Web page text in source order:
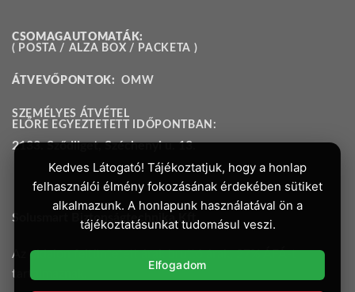
CSOMAGAUTOMATÁK:
( POSTA / ALZA BOX / PACKETA )
ÁTVEVŐPONTOK:OMW
SZEMÉLYES ÁTVÉTEL
ELŐRE EGYEZTETETT IDŐPONTBAN:
2133. Sződliget, Széchenyi u. 13.
Solusmart Biztonságtechnika Kft.
Az oldalon feltüntetett árak bruttó árak, 27% ÁFÁ-t
tartalmaznak.
Kedves Látogató! Tájékoztatjuk, hogy a honlap
felhasználói élmény fokozásának érdekében sütiket
alkalmazunk. A honlapunk használatával ön a
tájékoztatásunkat tudomásul veszi.
Elfogadom